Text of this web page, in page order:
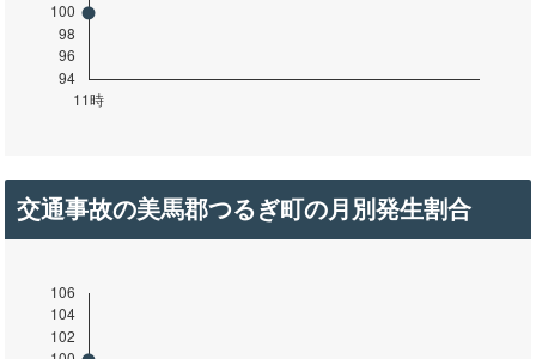
交通事故の美馬郡つるぎ町の月別発生割合